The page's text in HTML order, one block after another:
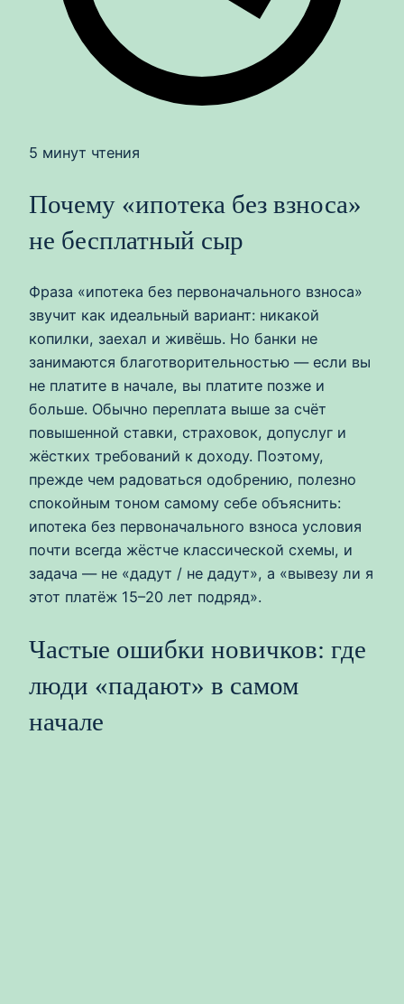
5 минут чтения
Почему «ипотека без взноса»
не бесплатный сыр
Фраза «ипотека без первоначального взноса»
звучит как идеальный вариант: никакой
копилки, заехал и живёшь. Но банки не
занимаются благотворительностью — если вы
не платите в начале, вы платите позже и
больше. Обычно переплата выше за счёт
повышенной ставки, страховок, допуслуг и
жёстких требований к доходу. Поэтому,
прежде чем радоваться одобрению, полезно
спокойным тоном самому себе объяснить:
ипотека без первоначального взноса условия
почти всегда жёстче классической схемы, и
задача — не «дадут / не дадут», а «вывезу ли я
этот платёж 15–20 лет подряд».
Частые ошибки новичков: где
люди «падают» в самом
начале